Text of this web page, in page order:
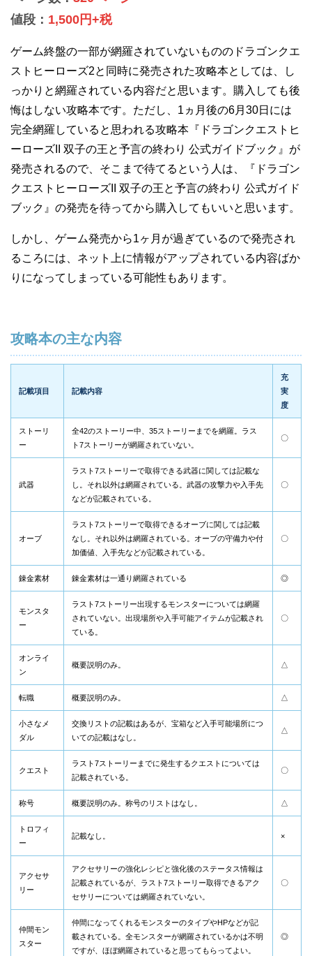
値段： 1,500円+税
ゲーム終盤の一部が網羅されていないもののドラゴンクエ
ストヒーローズ2と同時に発売された攻略本としては、し
っかりと網羅されている内容だと思います。購入しても後
悔はしない攻略本です。ただし、1ヵ月後の6月30日には
完全網羅していると思われる攻略本『ドラゴンクエストヒ
ーローズII 双子の王と予言の終わり 公式ガイドブック』が
発売されるので、そこまで待てるという人は、『ドラゴン
クエストヒーローズII 双子の王と予言の終わり 公式ガイド
ブック』の発売を待ってから購入してもいいと思います。
しかし、ゲーム発売から1ヶ月が過ぎているので発売され
るころには、ネット上に情報がアップされている内容ばか
りになってしまっている可能性もあります。
攻略本の主な内容
記載項目 記載内容
充
実
度
ストーリ
ー
全42のストーリー中、35ストーリーまでを網羅。ラス
ト7ストーリーが網羅されていない。
〇
武器
ラスト7ストーリーで取得できる武器に関しては記載な
し。それ以外は網羅されている。武器の攻撃力や入手先
などが記載されている。
〇
オーブ
ラスト7ストーリーで取得できるオーブに関しては記載
なし。それ以外は網羅されている。オーブの守備力や付
加価値、入手先などが記載されている。
〇
錬金素材 錬金素材は一通り網羅されている ◎
モンスタ
ー
ラスト7ストーリー出現するモンスターについては網羅
されていない。出現場所や入手可能アイテムが記載され
ている。
〇
オンライ
ン
概要説明のみ。 △
転職 概要説明のみ。 △
小さなメ
ダル
交換リストの記載はあるが、宝箱など入手可能場所につ
いての記載はなし。
△
クエスト
ラスト7ストーリーまでに発生するクエストについては
記載されている。
〇
称号 概要説明のみ。称号のリストはなし。 △
トロフィ
ー
記載なし。 ×
アクセサ
リー
アクセサリーの強化レシピと強化後のステータス情報は
記載されているが、ラスト7ストーリー取得できるアク
セサリーについては網羅されていない。
〇
仲間モン
スター
仲間になってくれるモンスターのタイプやHPなどが記
載されている。全モンスターが網羅されているかは不明
ですが、ほぼ網羅されていると思ってもらってよい。
◎